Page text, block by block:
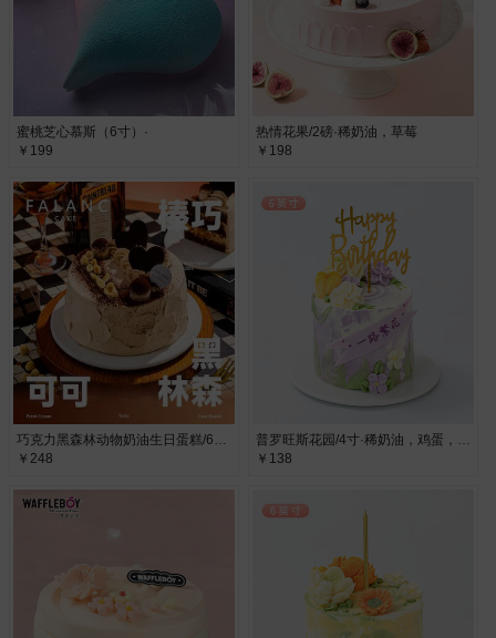
蜜桃芝心慕斯（6寸）·
￥199
热情花果/2磅·稀奶油，草莓
￥198
￥248
￥138